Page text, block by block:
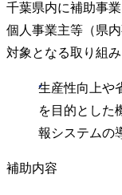
千葉県内に補助事
個人事業主等（県
対象となる取り組み
生産性向上や
を目的とした
報システムの
補助内容